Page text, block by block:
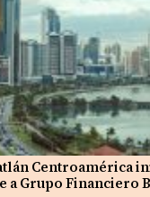
Centroamérica
a Grupo Financiero